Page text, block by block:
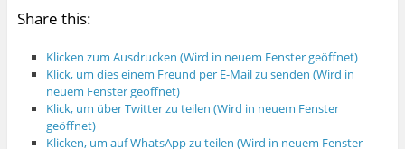
Share this:
Klicken zum Ausdrucken (Wird in neuem Fenster geöffnet)
Klick, um dies einem Freund per E-Mail zu senden (Wird in
neuem Fenster geöffnet)
Klick, um über Twitter zu teilen (Wird in neuem Fenster
geöffnet)
Klicken, um auf WhatsApp zu teilen (Wird in neuem Fenster